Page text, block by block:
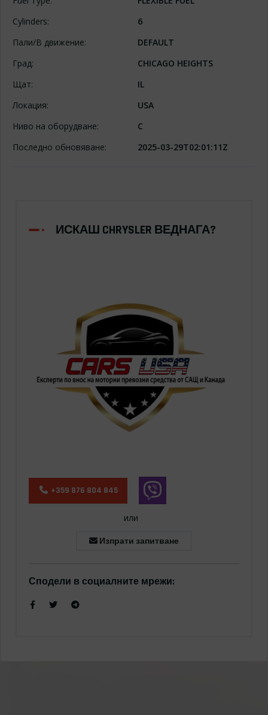
Cylinders:
6
Пали/В движение:
DEFAULT
Град:
CHICAGO HEIGHTS
Щат:
IL
Локация:
USA
Ниво на оборудване:
C
Последно обновяване:
2025-03-29T02:01:11Z
ИСКАШ CHRYSLER ВЕДНАГА?
+359 876 804 845
или
Изпрати запитване
Сподели в социалните мрежи: